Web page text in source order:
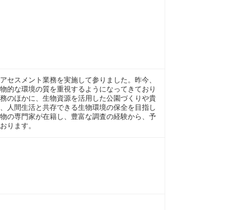
スメント業務を実施して参りました。昨今、
的な環境の質を重視するようになってきており
のほかに、生物資源を活用した公園づくりや貴
人間生活と共存できる生物環境の保全を目指し
の専門家が在籍し、豊富な調査の経験から、予
ります。